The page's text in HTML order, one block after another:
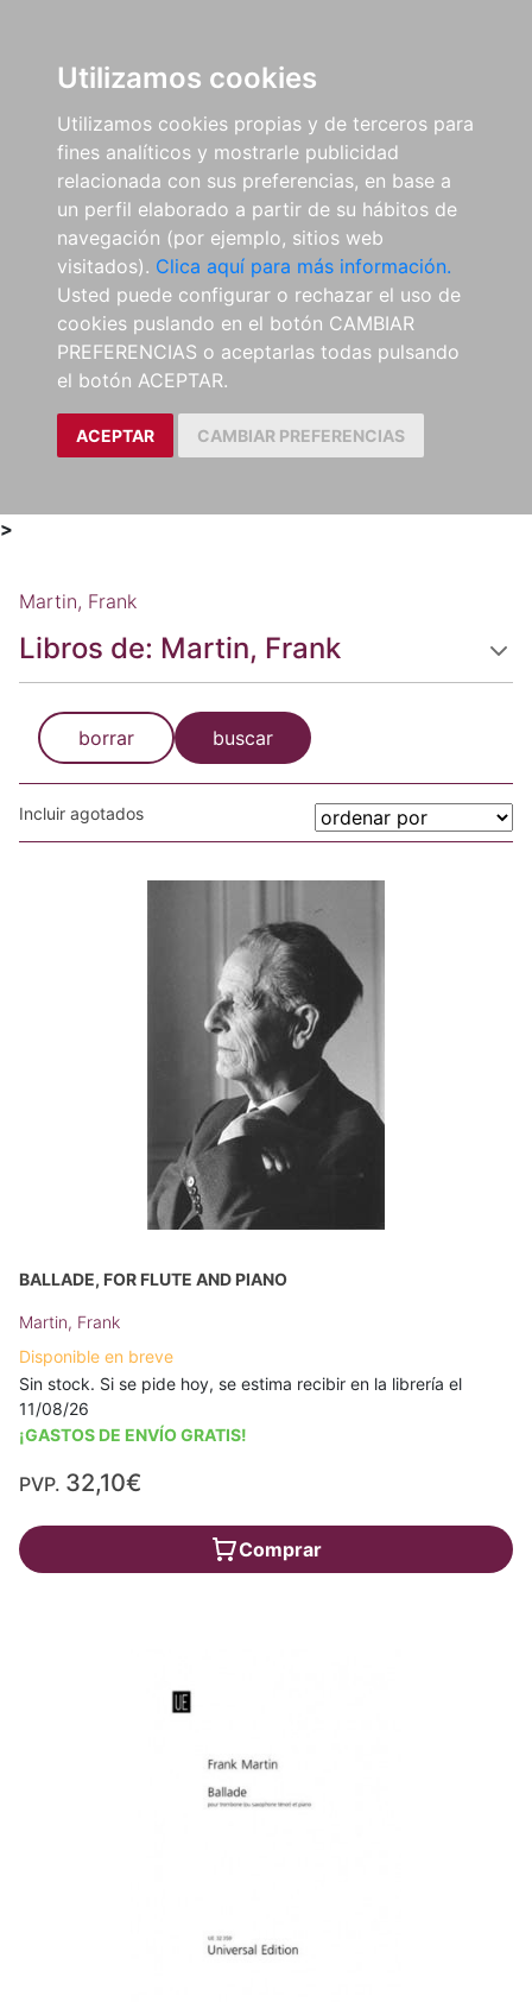
Utilizamos cookies
Utilizamos cookies propias y de terceros para
fines analíticos y mostrarle publicidad
relacionada con sus preferencias, en base a
un perfil elaborado a partir de su hábitos de
navegación (por ejemplo, sitios web
visitados). Clica aquí para más información.
Usted puede configurar o rechazar el uso de
cookies puslando en el botón CAMBIAR
PREFERENCIAS o aceptarlas todas pulsando
el botón ACEPTAR.
ACEPTAR CAMBIAR PREFERENCIAS
>
Martin, Frank
Libros de: Martin, Frank
borrar buscar
Incluir agotados
BALLADE, FOR FLUTE AND PIANO
Martin, Frank
Disponible en breve
Sin stock. Si se pide hoy, se estima recibir en la librería el
11/08/26
¡GASTOS DE ENVÍO GRATIS!
PVP. 32,10€
Comprar